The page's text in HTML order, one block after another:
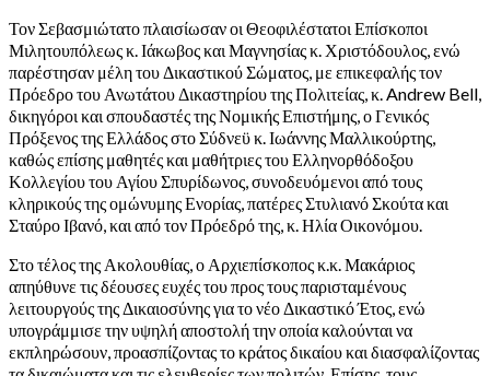
Τον Σεβασμιώτατο πλαισίωσαν οι Θεοφιλέστατοι Επίσκοποι
Μιλητουπόλεως κ. Ιάκωβος και Μαγνησίας κ. Χριστόδουλος, ενώ
παρέστησαν μέλη του Δικαστικού Σώματος, με επικεφαλής τον
Πρόεδρο του Ανωτάτου Δικαστηρίου της Πολιτείας, κ. Andrew Bell,
δικηγόροι και σπουδαστές της Νομικής Επιστήμης, ο Γενικός
Πρόξενος της Ελλάδος στο Σύδνεϋ κ. Ιωάννης Μαλλικούρτης,
καθώς επίσης μαθητές και μαθήτριες του Ελληνορθόδοξου
Κολλεγίου του Αγίου Σπυρίδωνος, συνοδευόμενοι από τους
κληρικούς της ομώνυμης Ενορίας, πατέρες Στυλιανό Σκούτα και
Σταύρο Ιβανό, και από τον Πρόεδρό της, κ. Ηλία Οικονόμου.
Στο τέλος της Ακολουθίας, ο Αρχιεπίσκοπος κ.κ. Μακάριος
απηύθυνε τις δέουσες ευχές του προς τους παρισταμένους
λειτουργούς της Δικαιοσύνης για το νέο Δικαστικό Έτος, ενώ
υπογράμμισε την υψηλή αποστολή την οποία καλούνται να
εκπληρώσουν, προασπίζοντας το κράτος δικαίου και διασφαλίζοντας